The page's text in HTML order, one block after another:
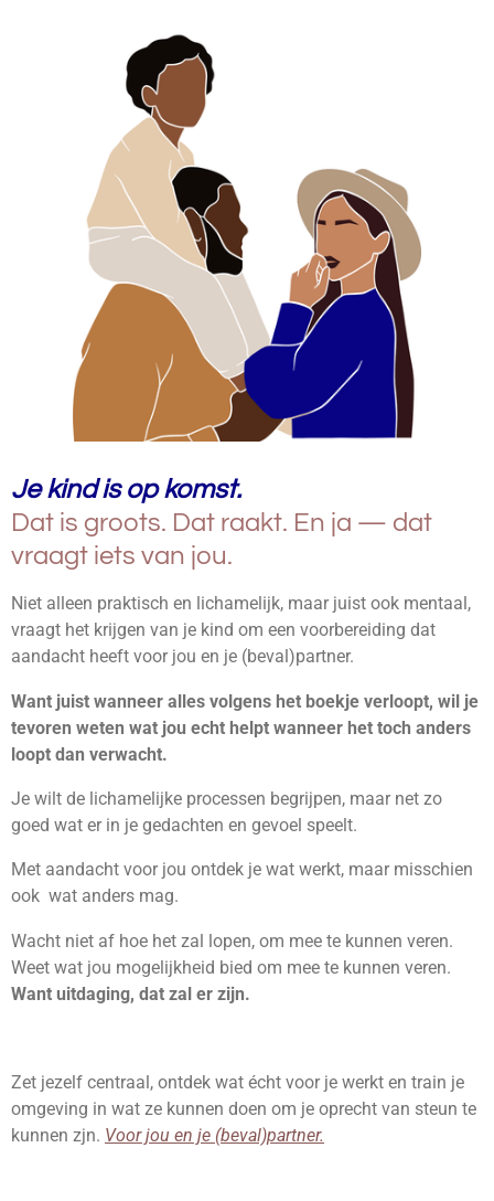
Je kind is op komst.
Dat is groots. Dat raakt. En ja — dat
vraagt iets van jou.
Niet alleen praktisch en lichamelijk, maar juist ook mentaal,
vraagt het krijgen van je kind om een voorbereiding dat
aandacht heeft voor jou en je (beval)partner.
Want juist wanneer alles volgens het boekje verloopt, wil je
tevoren weten wat jou echt helpt wanneer het toch anders
loopt dan verwacht.
Je wilt de lichamelijke processen begrijpen, maar net zo
goed wat er in je gedachten en gevoel speelt.
Met aandacht voor jou ontdek je wat werkt, maar misschien
ook wat anders mag.
Wacht niet af hoe het zal lopen, om mee te kunnen veren.
Weet wat jou mogelijkheid bied om mee te kunnen veren.
Want uitdaging, dat zal er zijn.
Zet jezelf centraal, ontdek wat écht voor je werkt en train je
omgeving in wat ze kunnen doen om je oprecht van steun te
kunnen zjn. Voor jou en je (beval)partner.